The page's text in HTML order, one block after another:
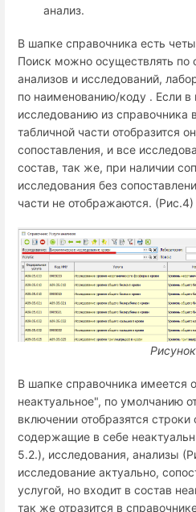
анализ.
В шапке справочника есть
Поиск можно осуществлять по
анализов и исследований,
по наименованию/коду . Если в
исследованию из справочника
табличной части отобразится
сопоставления, и все
состав, так же, при наличии
исследования без
части не отображаются. (Рис.4)
В шапке справочника имеется
неактуальное", по умолчанию
включении отобразятся строки
содержащие в себе
5.2.), исследования, анализы
исследование актуально,
услугой, но входит в состав
так же отразится в